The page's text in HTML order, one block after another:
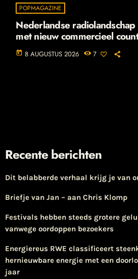
POPMAGAZINE
Nederlandse
met nieuw commercieel
today 8 AUGUSTUS 2026 7
Recente berichten
Dit belabberde verhaal krijg je van
Briefje van Jan – aan Chris Klomp
Festivals hebben steeds grotere
vanwege oordoppen bezoekers
Energiereus RWE classificeert
hernieuwbare energie met een
jaar